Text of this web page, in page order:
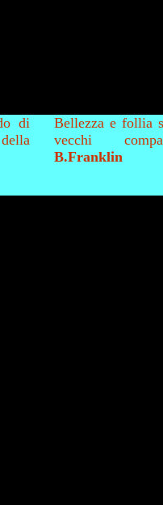
di
Bellezza e follia
vecchi
B.Franklin